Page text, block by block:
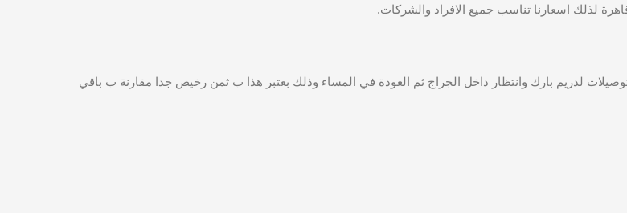
لذلك اسعارنا تناسب جميع الافراد والشركات.
باصات 50 راكب موديل 2014 / 2015 وايضا يوجد 2019 / 2020 لعمل توصيلات لدريم بارك وانتظار داخل الجراج ثم العودة في المساء وذلك بعتبر هذا ب ثمن رخيص جدا مقارنة ب باقي